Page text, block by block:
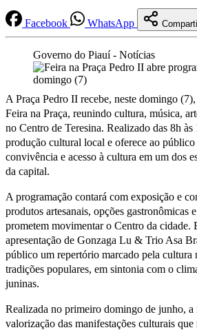
Facebook WhatsApp
Governo do Piauí - Notícias
A Praça Pedro II recebe, neste domingo
Feira na Praça, reunindo cultura, música,
no Centro de Teresina. Realizado das 8h
produção cultural local e oferece ao público
convivência e acesso à cultura em um dos
da capital.
A programação contará com exposição e
produtos artesanais, opções gastronômicas
prometem movimentar o Centro da cidade.
apresentação de Gonzaga Lu & Trio Asa
público um repertório marcado pela cultura
tradições populares, em sintonia com o
juninas.
Realizada no primeiro domingo de junho, a
valorização das manifestações culturais